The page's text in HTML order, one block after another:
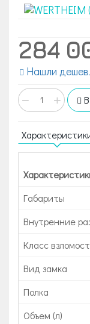
284
Нашли
− +
Габариты
Внутренние
Класс
Вид замка
Полка
Объем (л)